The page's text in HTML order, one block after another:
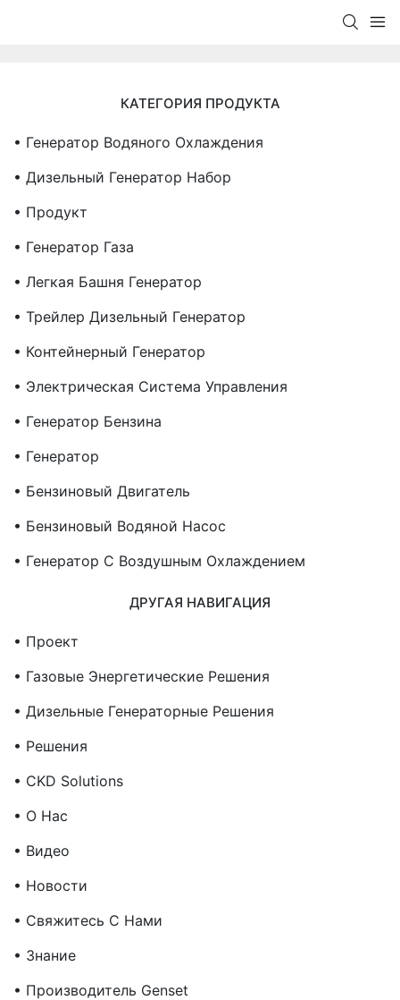
КАТЕГОРИЯ ПРОДУКТА
• Генератор Водяного Охлаждения
• Дизельный Генератор Набор
• Продукт
• Генератор Газа
• Легкая Башня Генератор
• Трейлер Дизельный Генератор
• Контейнерный Генератор
• Электрическая Система Управления
• Генератор Бензина
• Генератор
• Бензиновый Двигатель
• Бензиновый Водяной Насос
• Генератор С Воздушным Охлаждением
ДРУГАЯ НАВИГАЦИЯ
• Проект
• Газовые Энергетические Решения
• Дизельные Генераторные Решения
• Решения
• CKD Solutions
• О Нас
• Видео
• Новости
• Свяжитесь С Нами
• Знание
• Производитель Genset